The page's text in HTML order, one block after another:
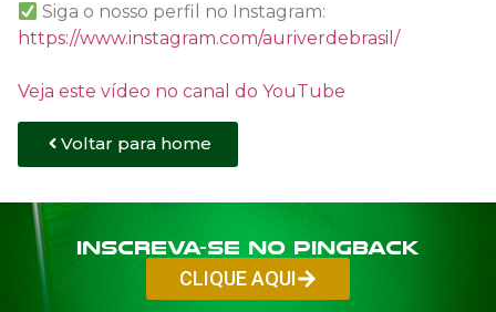
Siga o nosso perfil no Instagram:
https://www.instagram.com/auriverdebrasil/
Veja este vídeo no canal do YouTube
Voltar para home
Inscreva-se no PINGBACK
CLIQUE AQUI